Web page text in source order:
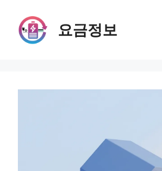
content
요금정보